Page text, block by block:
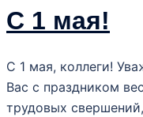
С 1 мая!
С 1 мая, коллеги!
Вас с праздником
трудовых